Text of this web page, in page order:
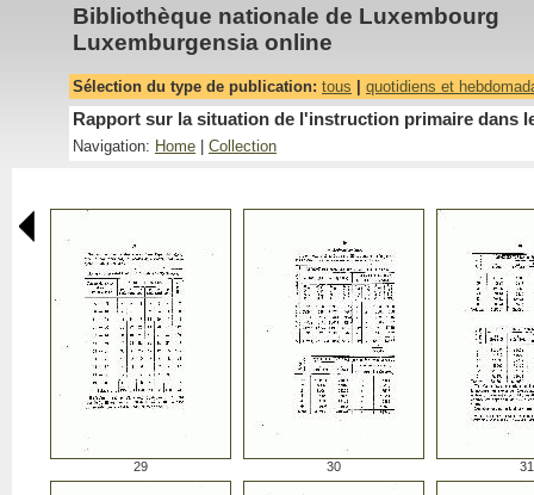
Bibliothèque nationale de Luxembourg
Luxemburgensia online
Sélection du type de publication: tous quotidiens et
Rapport sur la situation de l'instruction primaire dans
Navigation: Home Collection
29 30 31